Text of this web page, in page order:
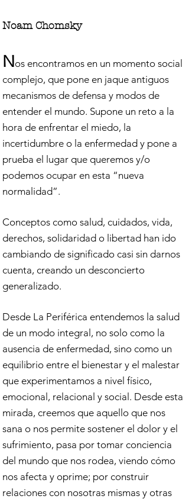
Noam Chomsky
Nos encontramos en un momento social
complejo, que pone en jaque antiguos
mecanismos de defensa y modos de
entender el mundo. Supone un reto a la
hora de enfrentar el miedo, la
incertidumbre o la enfermedad y pone a
prueba el lugar que queremos y/o
podemos ocupar en esta “nueva
normalidad”.
Conceptos como salud, cuidados, vida,
derechos, solidaridad o libertad han ido
cambiando de significado casi sin darnos
cuenta, creando un desconcierto
generalizado.
Desde La Periférica entendemos la salud
de un modo integral, no solo como la
ausencia de enfermedad, sino como un
equilibrio entre el bienestar y el malestar
que experimentamos a nivel físico,
emocional, relacional y social. Desde esta
mirada, creemos que aquello que nos
sana o nos permite sostener el dolor y el
sufrimiento, pasa por tomar conciencia
del mundo que nos rodea, viendo cómo
nos afecta y oprime; por construir
relaciones con nosotras mismas y otras